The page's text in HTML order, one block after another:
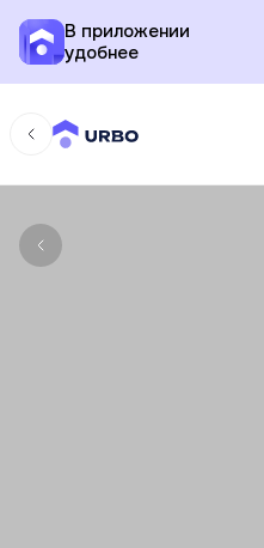
В приложении
удобнее